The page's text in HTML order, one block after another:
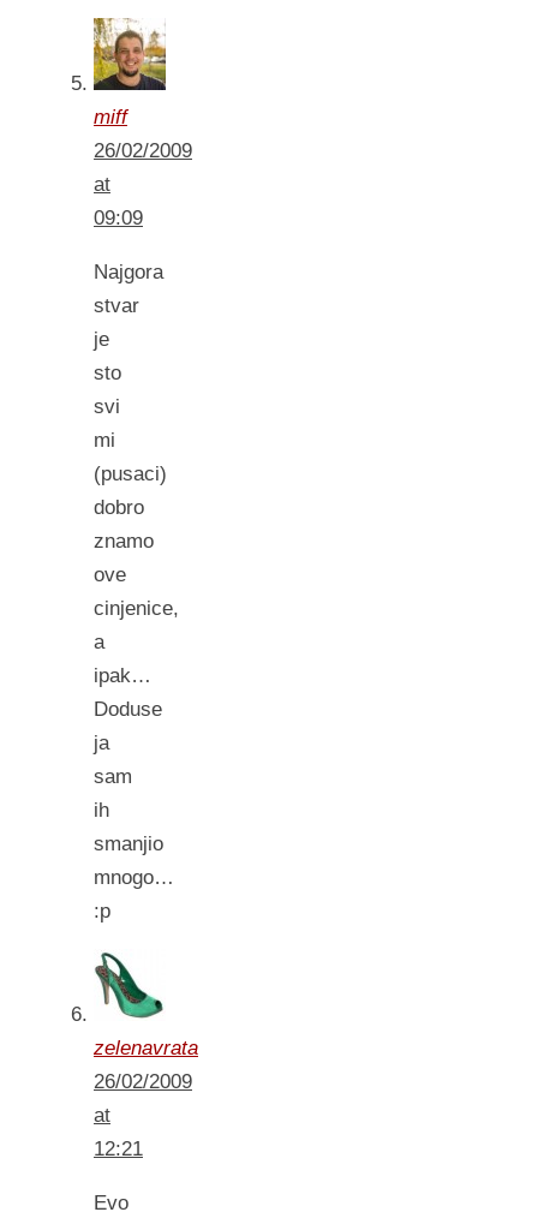
miff
26/02/2009
at
09:09
Najgora
stvar
je
sto
svi
mi
(pusaci)
dobro
znamo
ove
cinjenice,
a
ipak…
Doduse
ja
sam
ih
smanjio
mnogo…
:p
zelenavrata
26/02/2009
at
12:21
Evo